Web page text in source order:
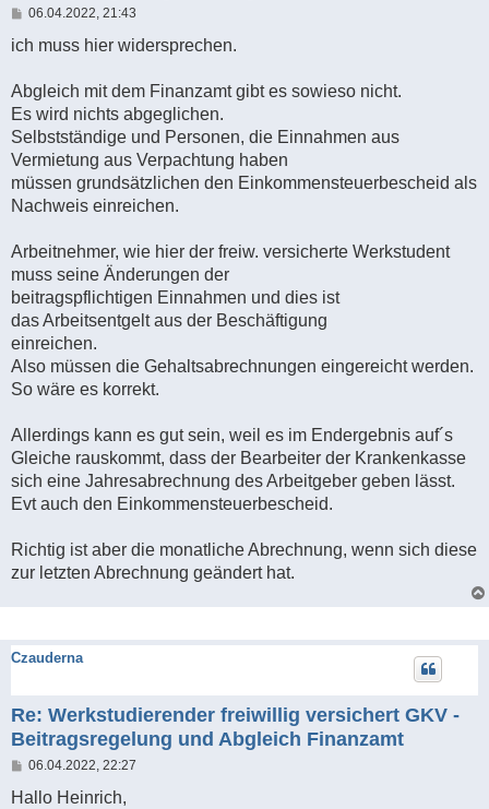
B
i
a
06.04.2022, 21:43
ich muss hier widersprechen.
Abgleich mit dem Finanzamt gibt es sowieso nicht.
Es wird nichts abgeglichen.
Selbstständige und Personen, die Einnahmen aus
Vermietung aus Verpachtung haben
müssen grundsätzlichen den Einkommensteuerbescheid als
Nachweis einreichen.
Arbeitnehmer, wie hier der freiw. versicherte Werkstudent
muss seine Änderungen der
beitragspflichtigen Einnahmen und dies ist
das Arbeitsentgelt aus der Beschäftigung
einreichen.
Also müssen die Gehaltsabrechnungen eingereicht werden.
So wäre es korrekt.
Allerdings kann es gut sein, weil es im Endergebnis auf´s
Gleiche rauskommt, dass der Bearbeiter der Krankenkasse
sich eine Jahresabrechnung des Arbeitgeber geben lässt.
Evt auch den Einkommensteuerbescheid.
Richtig ist aber die monatliche Abrechnung, wenn sich diese
zur letzten Abrechnung geändert hat.
Czauderna
Re: Werkstudierender freiwillig versichert GKV -
Beitragsregelung und Abgleich Finanzamt
B
i
06.04.2022, 22:27
Hallo Heinrich,